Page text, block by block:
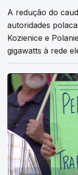
A redução do
autoridades
Kozienice e
gigawatts à rede